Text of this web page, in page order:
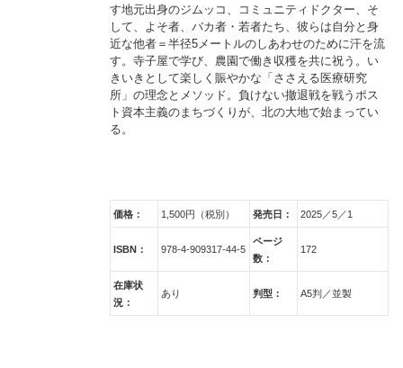
す地元出身のジムッコ、コミュニティドクター、そ
して、よそ者、バカ者・若者たち、彼らは自分と身
近な他者＝半径5メートルのしあわせのために汗を流
す。寺子屋で学び、農園で働き収穫を共に祝う。い
きいきとして楽しく賑やかな「ささえる医療研究
所」の理念とメソッド。負けない撤退戦を戦うポス
ト資本主義のまちづくりが、北の大地で始まってい
る。
価格： 1,500円（税別） 発売日： 2025／5／1
ISBN： 978-4-909317-44-5
ページ
数：
172
在庫状
況：
あり 判型： A5判／並製